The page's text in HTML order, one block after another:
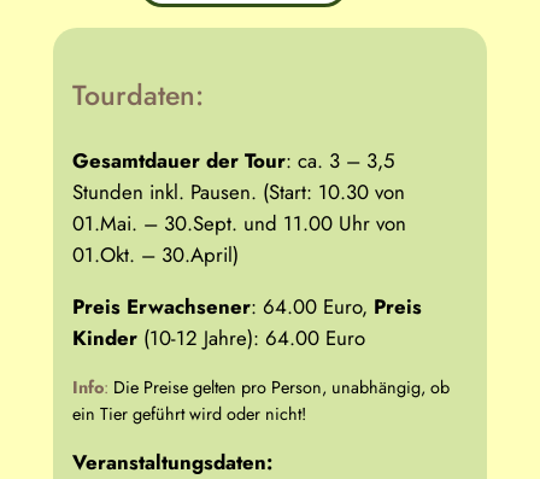
Tourdaten:
Gesamtdauer der Tour: ca. 3 – 3,5
Stunden inkl. Pausen. (Start: 10.30 von
01.Mai. – 30.Sept. und 11.00 Uhr von
01.Okt. – 30.April)
Preis Erwachsener: 64.00 Euro, Preis
Kinder(10-12 Jahre): 64.00 Euro
Info: Die Preise gelten pro Person, unabhängig, ob
ein Tier geführt wird oder nicht!
Veranstaltungsdaten: